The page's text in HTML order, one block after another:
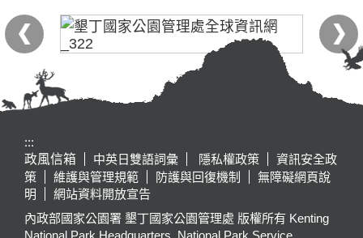
:::
政風信箱
中英日雙語詞彙 隱私權政策
資訊安全政
策
維護與管理規範 防護與回復機制
無障礙網頁說
明
網站資料開放宣告
內政部國家公園署 墾丁國家公園管理處 版權所有 Kenting
National Park Headquarters, National Park Service,